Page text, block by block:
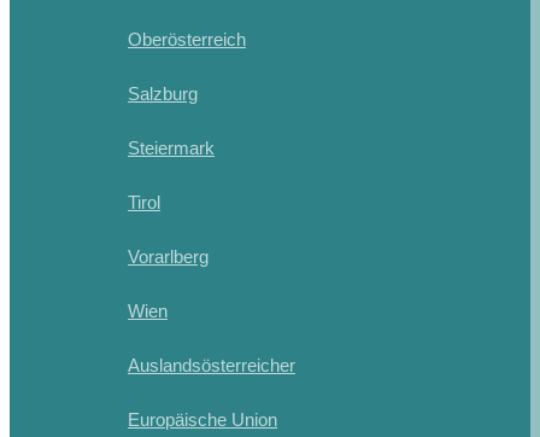
Oberösterreich
Salzburg
Steiermark
Tirol
Vorarlberg
Wien
Auslandsösterreicher
Europäische Union